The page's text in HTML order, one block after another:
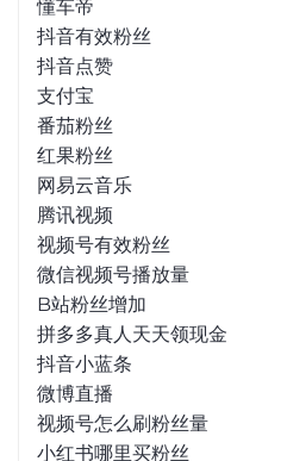
懂车帝
抖音有效粉丝
抖音点赞
支付宝
番茄粉丝
红果粉丝
网易云音乐
腾讯视频
视频号有效粉丝
微信视频号播放量
B站粉丝增加
拼多多真人天天领现金
抖音小蓝条
微博直播
视频号怎么刷粉丝量
小红书哪里买粉丝